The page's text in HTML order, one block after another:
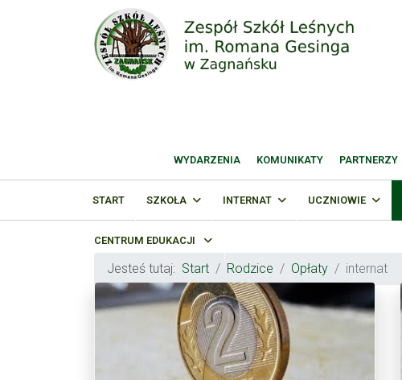
WYDARZENIA KOMUNIKATY PARTNERZY
START SZKOŁA INTERNAT UCZNIOWIE
CENTRUM EDUKACJI
Jesteś tutaj: Start Rodzice Opłaty internat